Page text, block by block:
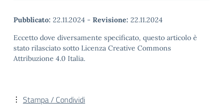
Pubblicato: 22.11.2024 - Revisione: 22.11.2024
Eccetto dove diversamente specificato, questo articolo è
stato rilasciato sotto Licenza Creative Commons
Attribuzione 4.0 Italia.
Stampa / Condividi